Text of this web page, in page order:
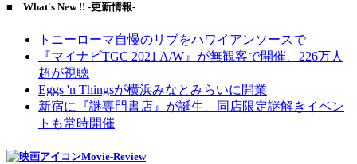
■ What's New !! -更新情報-
トニーローマ自慢のリブをハワイアンソースで
『マイナビTGC 2021 A/W』が無観客で開催、226万人
超が視聴
Eggs 'n Thingsが横浜みなとみらいに開業
新宿に『謎専門書店』が誕生、同店限定謎解きイベン
トも常時開催
Movie-Review